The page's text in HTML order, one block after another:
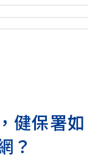
健保署如
？